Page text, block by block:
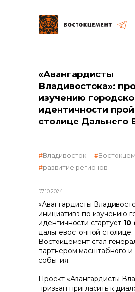
общая информация
реализация
контакты отдела
«Авангардисты
Владивостока»:
изучению
идентичности
столице Дальнего
07.10.2024
Владивосток
развитие регионов
«Авангардисты
инициатива по изучению
идентичности стартует 10
дальневосточной столице.
Востокцемент стал
партнёром масштабного и
события.
Проект «Авангардисты
призван пригласить к